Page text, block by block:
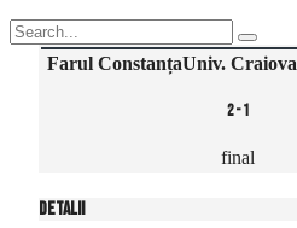
Farul ConstanțaUniv. Craiova
2-1
final
Detalii